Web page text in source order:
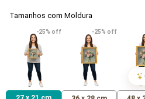
VER DETALHES
Madona de Loreto
R$ 538,42
VER
R$
Tamanhos com Moldura
-25% off -25% off